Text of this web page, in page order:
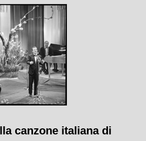
canzone italiana di